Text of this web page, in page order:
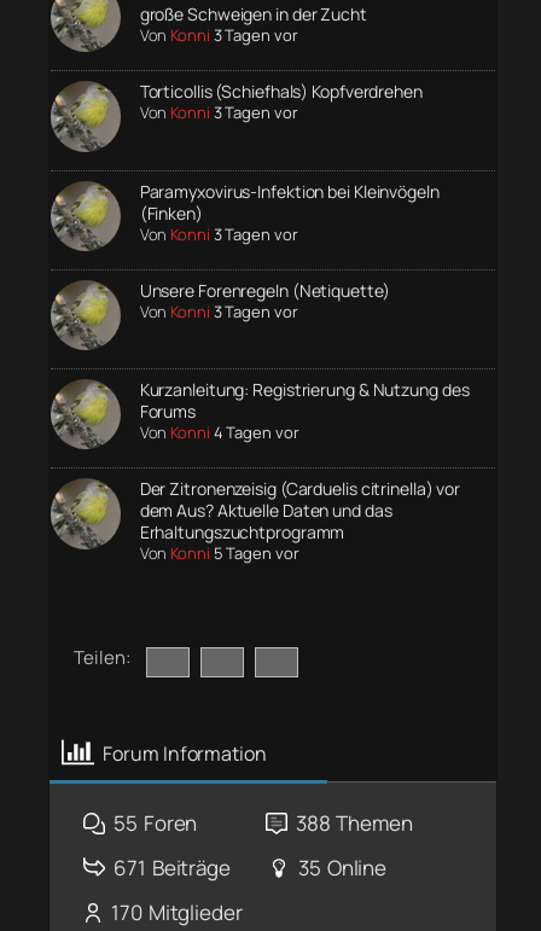
große Schweigen in der Zucht
Von Konni 3 Tagen vor
Torticollis (Schiefhals) Kopfverdrehen
Von Konni 3 Tagen vor
Paramyxovirus-Infektion bei Kleinvögeln
(Finken)
Von Konni 3 Tagen vor
Unsere Forenregeln (Netiquette)
Von Konni 3 Tagen vor
Kurzanleitung: Registrierung & Nutzung des
Forums
Von Konni 4 Tagen vor
Der Zitronenzeisig (Carduelis citrinella) vor
dem Aus? Aktuelle Daten und das
Erhaltungszuchtprogramm
Von Konni 5 Tagen vor
Teilen:
Forum Information
55 Foren 388 Themen
671 Beiträge 35 Online
170 Mitglieder